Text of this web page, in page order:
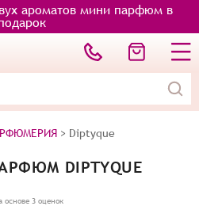
ароматов мини парфюм в
> Diptyque
DIPTYQUE
основе 3 оценок